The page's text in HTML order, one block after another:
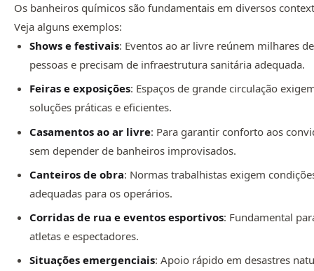
Os banheiros químicos são fundamentais em diversos
Veja alguns exemplos:
Shows e festivais: Eventos ao ar livre reúnem milhares de
pessoas e precisam de infraestrutura sanitária adequada.
Feiras e exposições: Espaços de grande circulação
soluções práticas e eficientes.
Casamentos ao ar livre: Para garantir conforto aos
sem depender de banheiros improvisados.
Canteiros de obra: Normas trabalhistas exigem
adequadas para os operários.
Corridas de rua e eventos esportivos: Fundamental
atletas e espectadores.
Situações emergenciais: Apoio rápido em desastres